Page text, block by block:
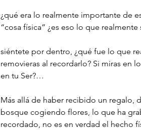
¿qué era lo realmente importante de
“cosa física” ¿es eso lo que
siéntete por dentro, ¿qué fue lo que
removieras al recordarlo? Si miras en
en tu Ser?…
Más allá de haber recibido un regalo,
bosque cogiendo flores, lo que ha
recordado, no es en verdad el hecho